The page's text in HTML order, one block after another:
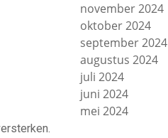
november 2024
oktober 2024
september 2024
augustus 2024
juli 2024
juni 2024
mei 2024